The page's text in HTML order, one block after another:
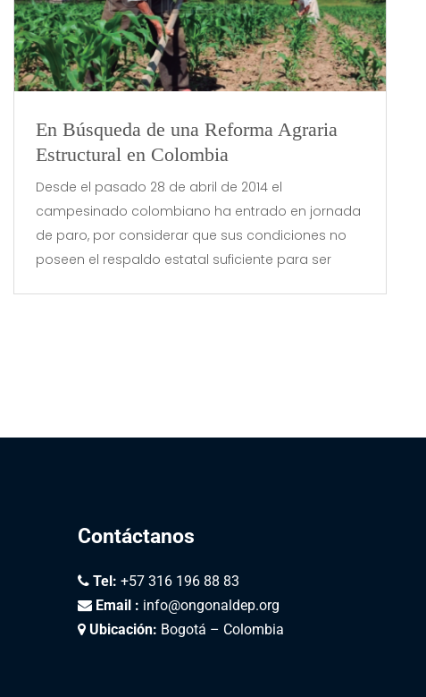
En Búsqueda de una Reforma Agraria
Estructural en Colombia
Desde el pasado 28 de abril de 2014 el
campesinado colombiano ha entrado en jornada
de paro, por considerar que sus condiciones no
poseen el respaldo estatal suficiente para ser
Contáctanos
Tel: +57 316 196 88 83
Email : info@ongonaldep.org
Ubicación: Bogotá – Colombia